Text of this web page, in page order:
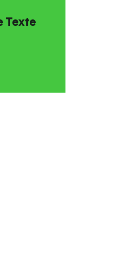
Texte